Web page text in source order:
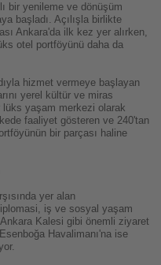
bir yenileme ve dönüşüm
başladı. Açılışla birlikte
Ankara'da ilk kez yer alırken,
otel portföyünü daha da
hizmet vermeye başlayan
yerel kültür ve miras
lüks yaşam merkezi olarak
faaliyet gösteren ve 240'tan
bir parçası haline
yer alan
iş ve sosyal yaşam
Kalesi gibi önemli ziyaret
Havalimanı'na ise